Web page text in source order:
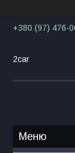
+380 (97) 476-
2car